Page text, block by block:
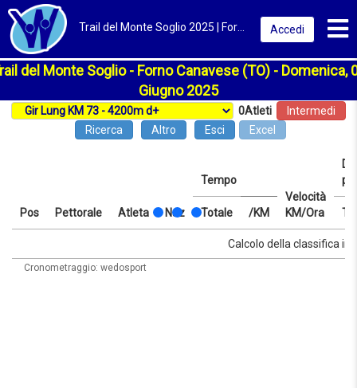
Accedi
del Monte Soglio - Forno Canavese (TO) - Domenica,
Giugno 2025
0Atleti
Intermedi
Ricerca
Altro Esci Excel
Pos Pettorale Atleta Naz
Tempo
Velocità
KM/Ora
Totale /KM
Tempo
Velocità
Totale /KM
Calcolo della classifica in
Cronometraggio: wedosport